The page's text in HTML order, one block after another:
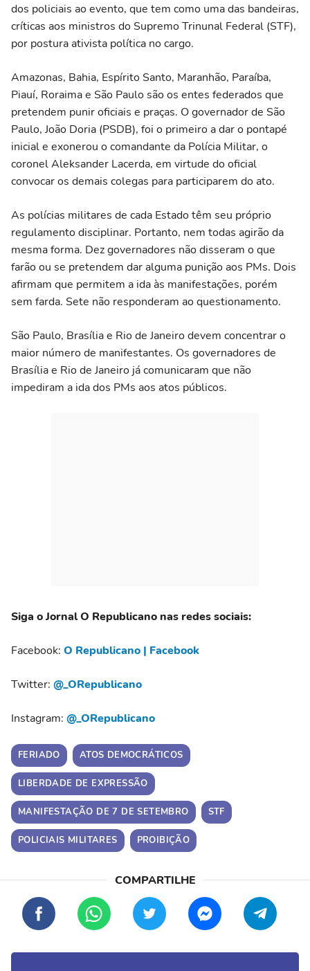
dos policiais ao evento, que tem como uma das bandeiras,
críticas aos ministros do Supremo Trinunal Federal (STF),
por postura ativista política no cargo.
Amazonas, Bahia, Espírito Santo, Maranhão, Paraíba,
Piauí, Roraima e São Paulo são os entes federados que
pretendem punir oficiais e praças. O governador de São
Paulo, João Doria (PSDB), foi o primeiro a dar o pontapé
inicial e exonerou o comandante da Polícia Militar, o
coronel Aleksander Lacerda, em virtude do oficial
convocar os demais colegas para participarem do ato.
As polícias militares de cada Estado têm seu próprio
regulamento disciplinar. Portanto, nem todas agirão da
mesma forma. Dez governadores não disseram o que
farão ou se pretendem dar alguma punição aos PMs. Dois
afirmam que permitem a ida às manifestações, porém
sem farda. Sete não responderam ao questionamento.
São Paulo, Brasília e Rio de Janeiro devem concentrar o
maior número de manifestantes. Os governadores de
Brasília e Rio de Janeiro já comunicaram que não
impediram a ida dos PMs aos atos públicos.
Siga o Jornal O Republicano nas redes sociais:
Facebook: O Republicano | Facebook
Twitter: @_ORepublicano
Instagram: @_ORepublicano
FERIADO ATOS DEMOCRÁTICOS
LIBERDADE DE EXPRESSÃO
MANIFESTAÇÃO DE 7 DE SETEMBRO STF
POLICIAIS MILITARES PROIBIÇÃO